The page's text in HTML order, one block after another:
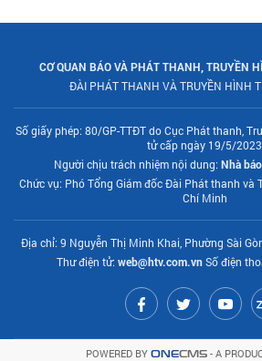
CƠ QUAN BÁO VÀ PHÁT THANH, TRUYỀN
ĐÀI PHÁT THANH VÀ TRUYỀN HÌNH
Số giấy phép: 80/GP-TTĐT do Cục Phát thanh,
tử cấp ngày 19/5/2023
Người chịu trách nhiệm nội dung: Nhà
Chức vụ: Phó Tổng Giám đốc Đài Phát thanh và
Chí Minh
Địa chỉ: 9 Nguyễn Thị Minh Khai, Phường Sài
Thư điện tử: web@htv.com.vnSố điện
POWERED BY ONECMS- A